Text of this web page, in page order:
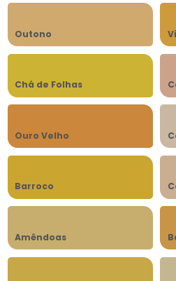
Outono
Chá de Folhas
Ouro Velho
Barroco
Amêndoas